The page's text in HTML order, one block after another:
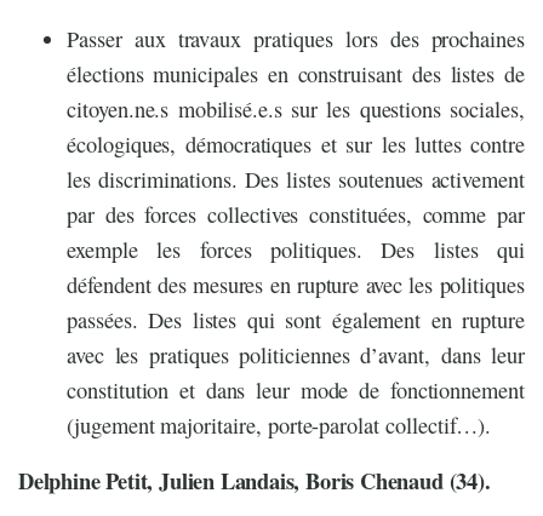
Passer aux travaux pratiques lors des prochaines
élections municipales en construisant des listes de
citoyen.ne.s mobilisé.e.s sur les questions sociales,
écologiques, démocratiques et sur les luttes contre
les discriminations. Des listes soutenues activement
par des forces collectives constituées, comme par
exemple les forces politiques. Des listes qui
défendent des mesures en rupture avec les politiques
passées. Des listes qui sont également en rupture
avec les pratiques politiciennes d’avant, dans leur
constitution et dans leur mode de fonctionnement
(jugement majoritaire, porte-parolat collectif…).
Delphine Petit, Julien Landais, Boris Chenaud (34).